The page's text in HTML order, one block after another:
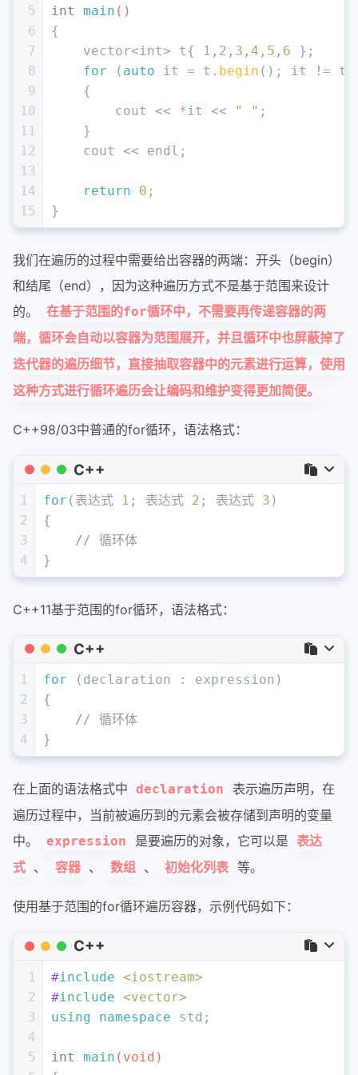
5
6
7
8
9
10
11
12
13
14
15
int main ()
{
    vector<
int> t{ 1 , 2 , 3 , 4 , 5 , 6 };
for ( auto it = t. begin (); it != t.
    {
        cout << *it <<
" " ;
    }
    cout << endl;
return 0 ;
}
我们在遍历的过程中需要给出容器的两端：开头（begin）
和结尾（end），因为这种遍历方式不是基于范围来设计
的。
在基于范围的for循环中，不需要再传递容器的两
端，循环会自动以容器为范围展开，并且循环中也屏蔽掉了
迭代器的遍历细节，直接抽取容器中的元素进行运算，使用
这种方式进行循环遍历会让编码和维护变得更加简便。
C++98/03中普通的for循环，语法格式：
C++
1
2
3
4
for (表达式 1 ; 表达式 2 ; 表达式 3 )
{
// 循环体
}
C++11基于范围的for循环，语法格式：
C++
1
2
3
4
for (declaration : expression)
{
// 循环体
}
在上面的语法格式中 declaration
表示遍历声明，在
遍历过程中，当前被遍历到的元素会被存储到声明的变量
中。
expression 是要遍历的对象，它可以是 表达
式 、 容器 、 数组 、 初始化列表 等。
使用基于范围的for循环遍历容器，示例代码如下：
C++
1
2
3
4
5
#include <iostream>
#include <vector>
using
namespace std;
int main ( void )